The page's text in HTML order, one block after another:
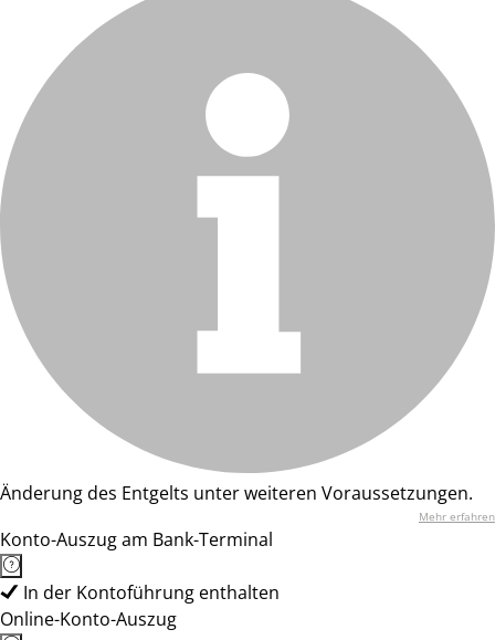
Änderung des Entgelts unter weiteren Voraussetzungen.
Mehr erfahren
Konto-Auszug am Bank-Terminal
In der Kontoführung enthalten
Online-Konto-Auszug